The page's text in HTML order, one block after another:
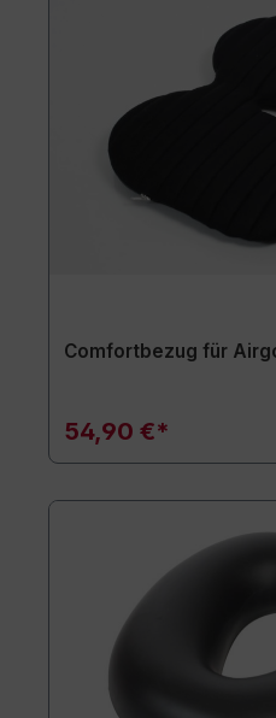
Comfortbezug für
54,90 €*